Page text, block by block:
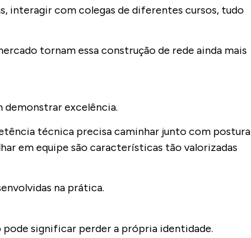
interagir com colegas de diferentes cursos, tudo
tornam essa construção de rede ainda mais
demonstrar excelência.
técnica precisa caminhar junto com postura
em equipe são características tão valorizadas
na prática.
pode significar perder a própria identidade.